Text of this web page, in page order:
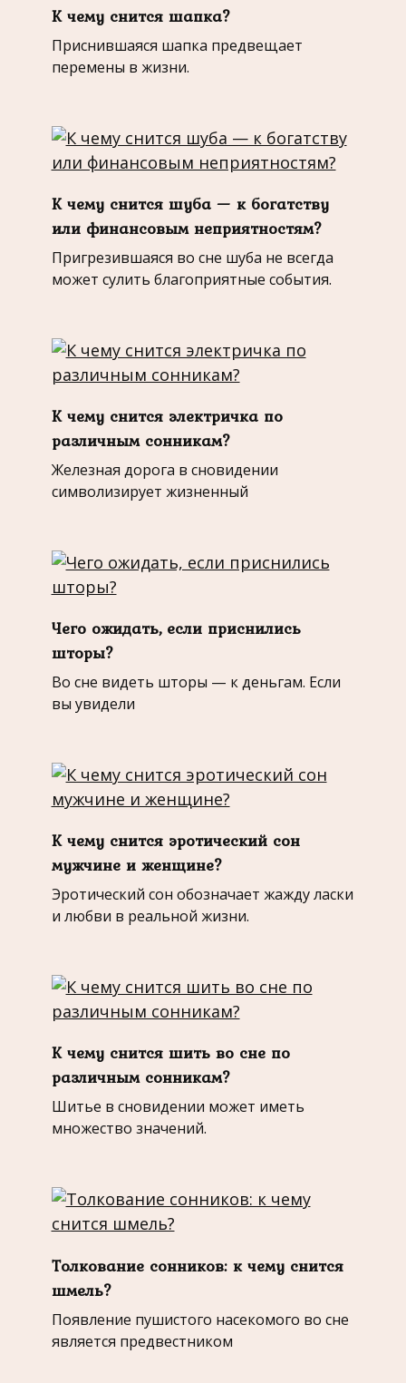
К чему снится шапка?
Приснившаяся шапка предвещает
перемены в жизни.
К чему снится шуба — к богатству
или финансовым неприятностям?
Пригрезившаяся во сне шуба не всегда
может сулить благоприятные события.
К чему снится электричка по
различным сонникам?
Железная дорога в сновидении
символизирует жизненный
Чего ожидать, если приснились
шторы?
Во сне видеть шторы — к деньгам. Если
вы увидели
К чему снится эротический сон
мужчине и женщине?
Эротический сон обозначает жажду ласки
и любви в реальной жизни.
К чему снится шить во сне по
различным сонникам?
Шитье в сновидении может иметь
множество значений.
Толкование сонников: к чему снится
шмель?
Появление пушистого насекомого во сне
является предвестником